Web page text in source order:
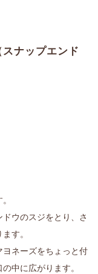
ナップエンド
ウのスジをとり、さ
す。
ネーズをちょっと付
中に広がります。